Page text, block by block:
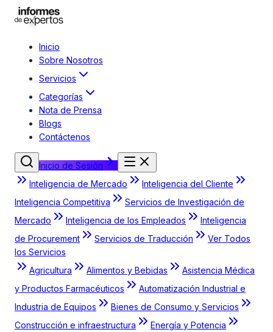
Inicio
Sobre Nosotros
Servicios
Categorías
Nota de Prensa
Blogs
Contáctenos
Inicio de Sesión
Inteligencia de Mercado
Inteligencia del Cliente
Inteligencia Competitiva
Servicios de Investigación de
Mercado
Inteligencia de los Empleados
Inteligencia
de Procurement
Servicios de Traducción
Ver Todos
los Servicios
Agricultura
Alimentos y Bebidas
Asistencia Médica
y Productos Farmacéuticos
Automatización Industrial e
Industria de Equipos
Bienes de Consumo y Servicios
Construcción e infraestructura
Energía y Potencia